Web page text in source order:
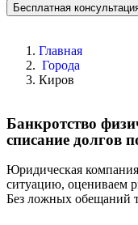
Бесплатная
Главная
Города
Киров
Банкротство
списание долгов
Юридическая
ситуацию, оцениваем
Без ложных обещаний